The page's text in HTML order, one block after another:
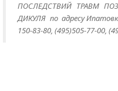
ПОСЛЕДСТВИЙ ТРАВМ
ДИКУЛЯ по адресу
150-83-80, (495)505-77-00,